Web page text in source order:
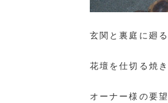
玄関と裏庭に廻
花壇を仕切る焼
オーナー様の要